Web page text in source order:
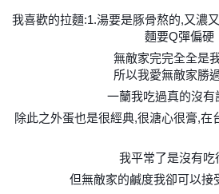
我喜歡的拉麵:1.湯要是豚骨熬的,又濃
麵要Q彈偏硬
無敵家完完全全是
所以我愛無敵家勝
一蘭我吃過真的沒有
除此之外蛋也是很經典,很溏心很膏,在
我平常了是沒有吃
但無敵家的鹹度我卻可以接